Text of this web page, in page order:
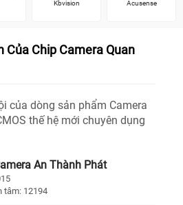
Kbvision
Acusense
Của Chip Camera Quan
của dòng sản phẩm Camera
thế hệ mới chuyên dụng
An Thành Phát
tâm: 12194